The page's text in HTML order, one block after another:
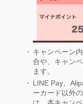
キャンペーン
合や、キャン
ます。
LINE Pay、
ーカード以外